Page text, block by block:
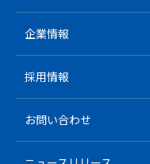
企業情報
採用情報
お問い合わせ